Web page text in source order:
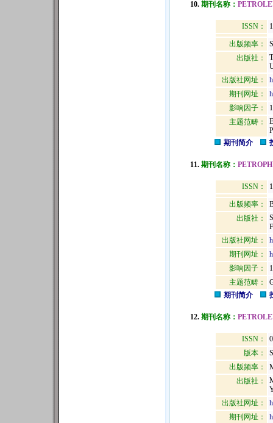
10. 期刊名称：
ISSN：
出版频率：
出版社：
出版社网址：
期刊网址：
影响因子：
主题范畴：
期刊简介
11. 期刊名称：
ISSN：
出版频率：
出版社：
出版社网址：
期刊网址：
影响因子：
主题范畴：
期刊简介
12. 期刊名称：
ISSN：
版本：
出版频率：
出版社：
出版社网址：
期刊网址：